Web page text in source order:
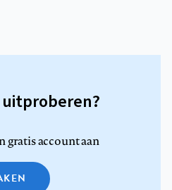
uitproberen?
gratis account aan